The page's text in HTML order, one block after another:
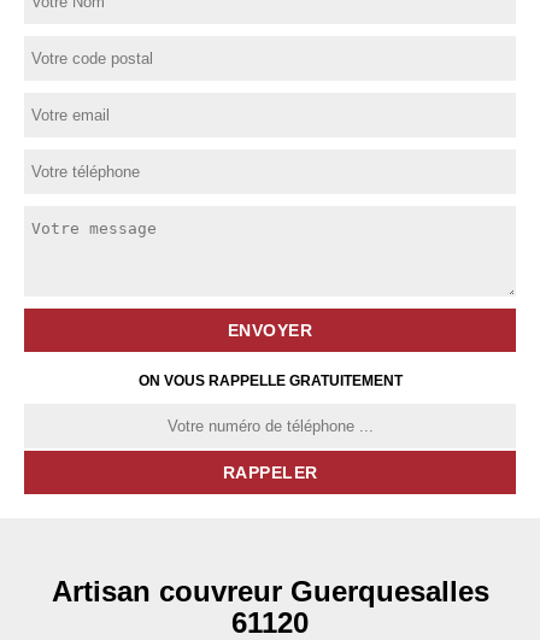
ON VOUS RAPPELLE GRATUITEMENT
Artisan couvreur Guerquesalles
61120